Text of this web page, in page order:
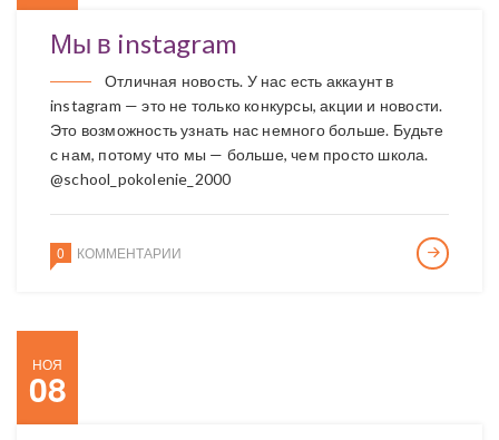
Мы в instagram
Отличная новость. У нас есть аккаунт в
instagram — это не только конкурсы, акции и новости.
Это возможность узнать нас немного больше. Будьте
с нам, потому что мы — больше, чем просто школа.
@school_pokolenie_2000
0 КОММЕНТАРИИ
НОЯ
08